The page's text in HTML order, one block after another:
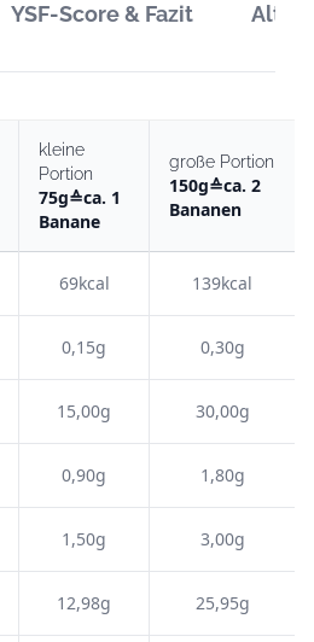
YSF-Score & Fazit
kleine
Portion
75g≙ca. 1
Banane
große Portion
150g≙ca. 2
Bananen
69kcal 139kcal
0,15g 0,30g
15,00g 30,00g
0,90g 1,80g
1,50g 3,00g
12,98g 25,95g